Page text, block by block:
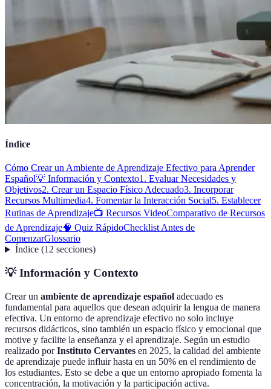
Índice
Cómo Crear un Ambiente de Aprendizaje Efectivo para Aprender
Español💡 Información y Contexto1. Evaluar Necesidades y
Objetivos2. Crear un Espacio Físico Adecuado3. Incorporar
Recursos Multimedia4. Fomentar la Interacción Social5. Establecer
Rutinas de Aprendizaje📺 Recursos VideoComparativo de Recursos
de Aprendizaje🧠 Quiz RápidoChecklist Antes de
ComenzarGlossario
Índice(12 secciones)
💡 Información y Contexto
Crear un ambiente de aprendizaje español adecuado es
fundamental para aquellos que desean adquirir la lengua de manera
efectiva. Un entorno de aprendizaje efectivo no solo incluye
recursos didácticos, sino también un espacio físico y emocional que
motive y facilite la enseñanza y el aprendizaje. Según un estudio
realizado porInstituto Cervantes en 2025, la calidad del ambiente
de aprendizaje puede influir hasta en un 50% en el rendimiento de
los estudiantes. Esto se debe a que un entorno apropiado fomenta la
concentración, la motivación y la participación activa.